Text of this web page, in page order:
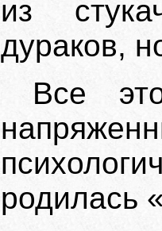
из
дураков,
Все
родилась